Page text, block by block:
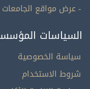
- عرض مواقع الجامعات
السياسات
سياسة الخصوصية
شروط الاستخدام